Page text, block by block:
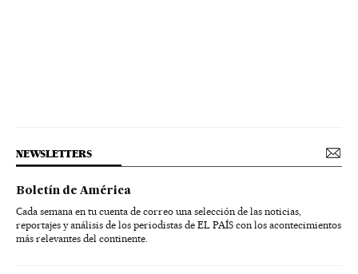
NEWSLETTERS
Boletín de América
Cada semana en tu cuenta de correo una selección de las noticias,
reportajes y análisis de los periodistas de EL PAÍS con los acontecimientos
más relevantes del continente.